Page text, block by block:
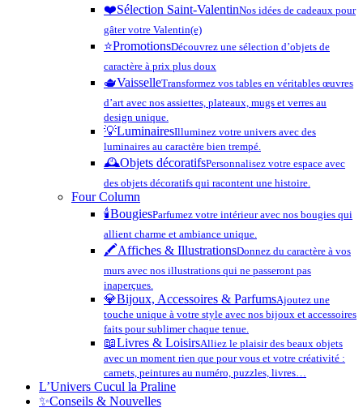
❤️​Sélection Saint-ValentinNos idées de cadeaux pour
gâter votre Valentin(e)
⭐️PromotionsDécouvrez une sélection d’objets de
caractère à prix plus doux
🫖VaisselleTransformez vos tables en véritables œuvres
d’art avec nos assiettes, plateaux, mugs et verres au
design unique.
💡LuminairesIlluminez votre univers avec des
luminaires au caractère bien trempé.
🕰️Objets décoratifsPersonnalisez votre espace avec
des objets décoratifs qui racontent une histoire.
Four Column
🕯️BougiesParfumez votre intérieur avec nos bougies qui
allient charme et ambiance unique.
🖍️Affiches & IllustrationsDonnez du caractère à vos
murs avec nos illustrations qui ne passeront pas
inaperçues.
💎Bijoux, Accessoires & ParfumsAjoutez une
touche unique à votre style avec nos bijoux et accessoires
faits pour sublimer chaque tenue.
📖Livres & LoisirsAlliez le plaisir des beaux objets
avec un moment rien que pour vous et votre créativité :
carnets, peintures au numéro, puzzles, livres…
L’Univers Cucul la Praline
✨Conseils & Nouvelles